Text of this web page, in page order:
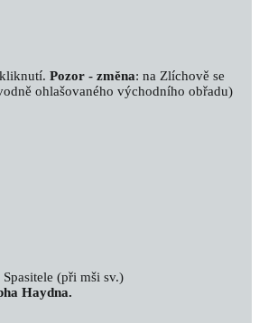
Pozor - změna: na Zlíchově se
ohlašovaného východního obřadu)
(při mši sv.)
Haydna.